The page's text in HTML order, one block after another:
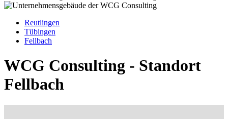
Reutlingen
Tübingen
Fellbach
WCG Consulting - Standort
Fellbach